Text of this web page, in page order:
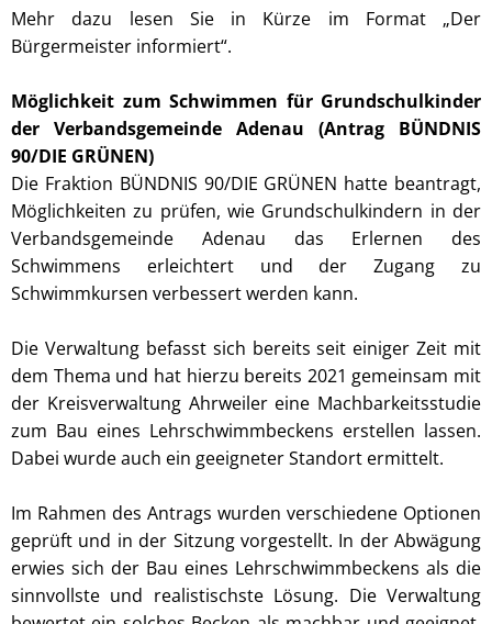
Mehr dazu lesen Sie in Kürze im Format „Der
Bürgermeister informiert“.
Möglichkeit zum Schwimmen für Grundschulkinder
der Verbandsgemeinde Adenau (Antrag BÜNDNIS
90/DIE GRÜNEN)
Die Fraktion BÜNDNIS 90/DIE GRÜNEN hatte beantragt,
Möglichkeiten zu prüfen, wie Grundschulkindern in der
Verbandsgemeinde Adenau das Erlernen des
Schwimmens erleichtert und der Zugang zu
Schwimmkursen verbessert werden kann.
Die Verwaltung befasst sich bereits seit einiger Zeit mit
dem Thema und hat hierzu bereits 2021 gemeinsam mit
der Kreisverwaltung Ahrweiler eine Machbarkeitsstudie
zum Bau eines Lehrschwimmbeckens erstellen lassen.
Dabei wurde auch ein geeigneter Standort ermittelt.
Im Rahmen des Antrags wurden verschiedene Optionen
geprüft und in der Sitzung vorgestellt. In der Abwägung
erwies sich der Bau eines Lehrschwimmbeckens als die
sinnvollste und realistischste Lösung. Die Verwaltung